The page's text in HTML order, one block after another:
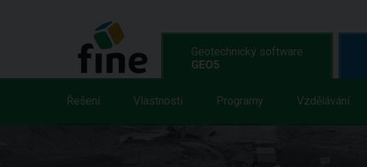
Geotechnický software
GEO5
Řešení Vlastnosti Programy Vzdělávání